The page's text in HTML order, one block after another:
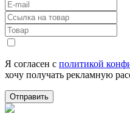
Я согласен с политикой
хочу получать рекламную
Отправить